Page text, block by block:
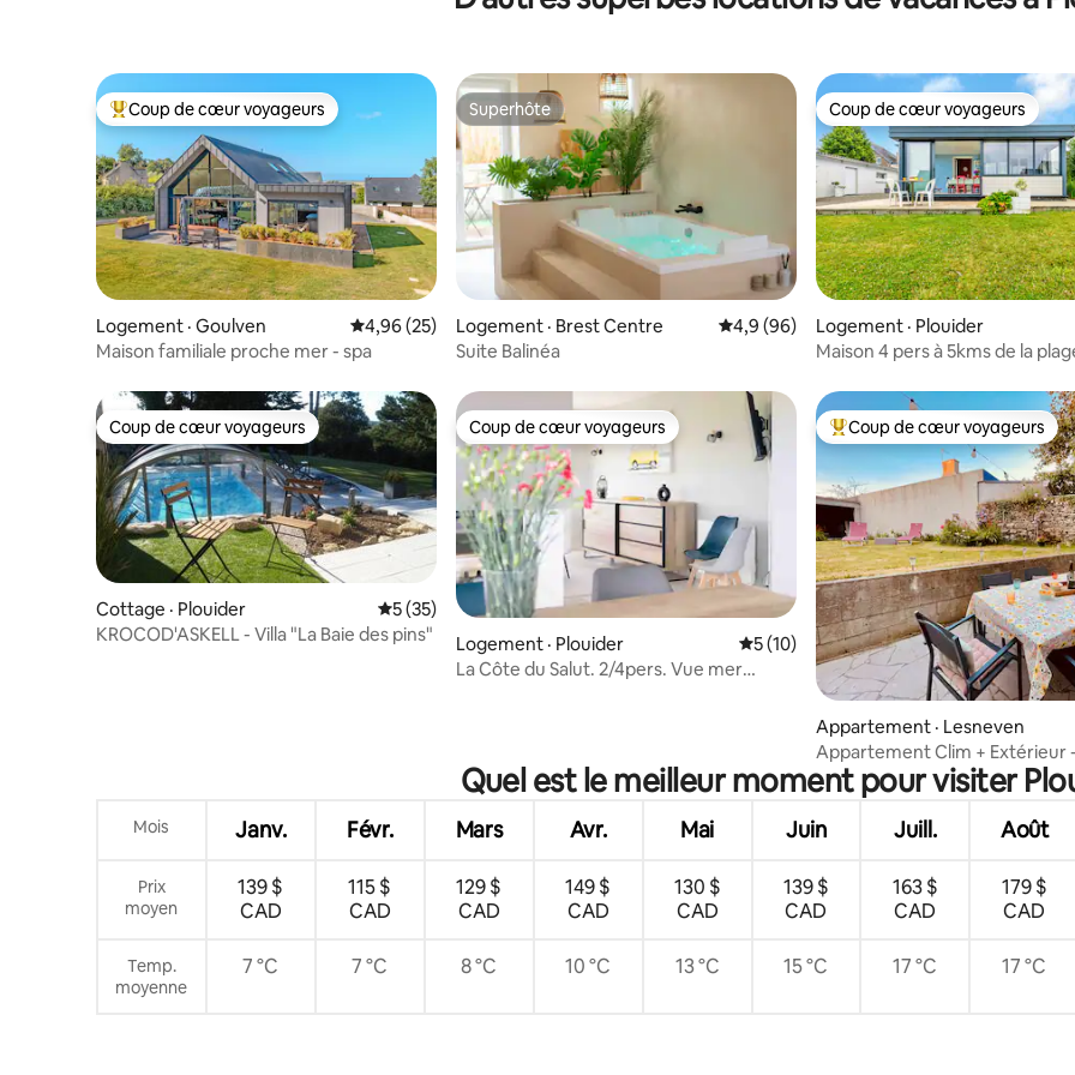
Coup de cœur voyageurs parmi les plus aimés
Coup de cœur voyageurs
Logement · Goulven Note moyenne de 4,96 sur 5, 25 commentaires
4,96 (25)
Maison familiale proche mer - spa
Superhôte
Superhôte
Logement · Brest Centre Note moyenne de 4,9 sur 5, 96
4,9 (96)
Suite Balinéa
Coup de cœur voyageurs
Coup de cœur voyageurs
Logement · Plouider
Maison 4 pers à 5kms de la
Coup de cœur voyageurs
Coup de cœur voyageurs
Cottage · Plouider Note moyenne de 5 sur 5, 35 commentaires
5 (35)
KROCOD'ASKELL - Villa "La Baie des pins"
Coup de cœur voyageurs
Coup de cœur voyageurs
Logement · Plouider Note moyenne de 5 sur 5, 10
5 (10)
La Côte du Salut. 2/4pers. Vue mer
Coup de cœur voyageurs
Coup de cœur voyageurs
Appartement · Lesneven
Appartement Clim + Extérieur
des plages
Quel est le meilleur moment pour visiter
Mois Janv. Févr. Mars Avr. Mai Juin Juill. Août
Prix
moyen
139 $
CAD
115 $
CAD
129 $
CAD
149 $
CAD
130 $
CAD
139 $
CAD
163 $
CAD
179 $
CAD
Temp.
moyenne
7 °C 7 °C 8 °C 10 °C 13 °C 15 °C 17 °C 17 °C